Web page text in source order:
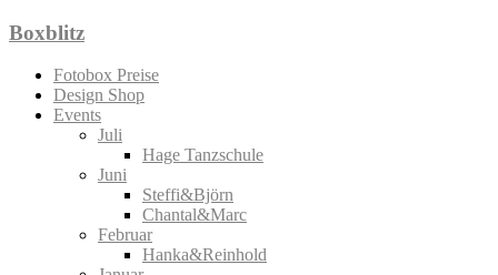
Zum
springen
Boxblitz
Fotobox Preise
Design Shop
Events
Juli
Hage Tanzschule
Juni
Steffi&Björn
Chantal&Marc
Februar
Hanka&Reinhold